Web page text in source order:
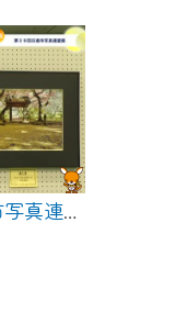
【日進】第３９回日進市写真連盟展